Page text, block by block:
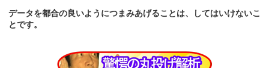
データを都合の良いようにつまみあげることは、してはいけないこ
とです。